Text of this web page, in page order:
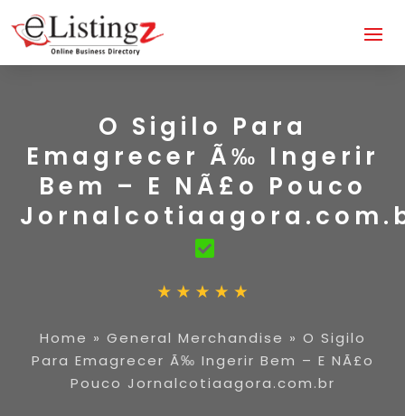
O Sigilo Para
Emagrecer Ã‰ Ingerir
Bem – E NÃ£o Pouco
Home » General Merchandise » O Sigilo
Para Emagrecer Ã‰ Ingerir Bem – E NÃ£o
Pouco Jornalcotiaagora.com.br